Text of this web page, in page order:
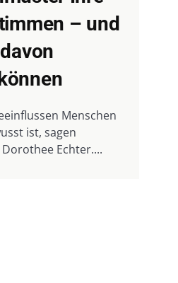
– und
Menschen
ist, sagen
Echter....